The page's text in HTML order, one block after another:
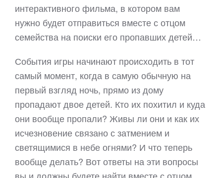
интерактивного фильма, в котором вам
нужно будет отправиться вместе с отцом
семейства на поиски его пропавших детей…
События игры начинают происходить в тот
самый момент, когда в самую обычную на
первый взгляд ночь, прямо из дому
пропадают двое детей. Кто их похитил и куда
они вообще пропали? Живы ли они и как их
исчезновение связано с затмением и
светящимися в небе огнями? И что теперь
вообще делать? Вот ответы на эти вопросы